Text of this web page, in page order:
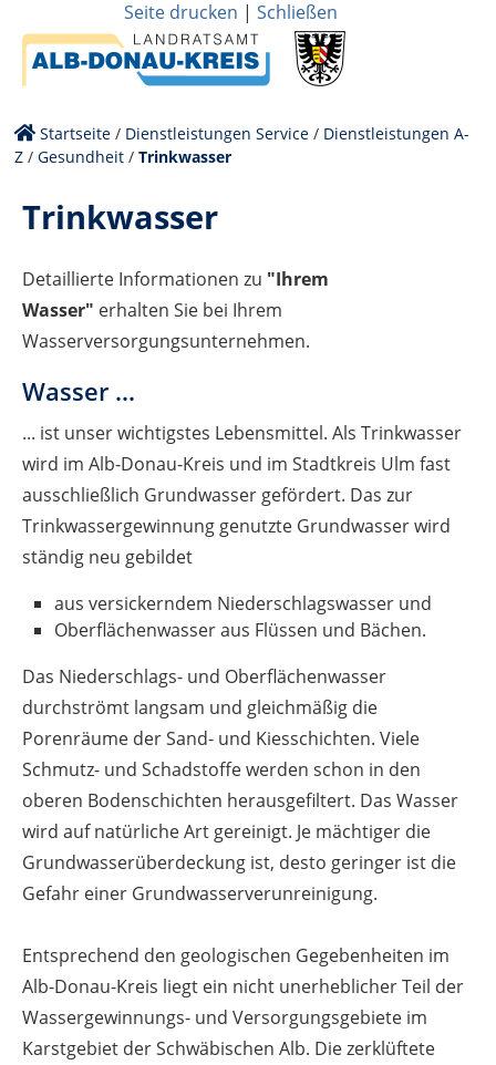
Seite drucken | Schließen
Startseite / Dienstleistungen Service / Dienstleistungen A-
Z /Gesundheit /Trinkwasser
Trinkwasser
Detaillierte Informationen zu "Ihrem
Wasser" erhalten Sie bei Ihrem
Wasserversorgungsunternehmen.
Wasser ...
... ist unser wichtigstes Lebensmittel. Als Trinkwasser
wird im Alb-Donau-Kreis und im Stadtkreis Ulm fast
ausschließlich Grundwasser gefördert. Das zur
Trinkwassergewinnung genutzte Grundwasser wird
ständig neu gebildet
aus versickerndem Niederschlagswasser und
Oberflächenwasser aus Flüssen und Bächen.
Das Niederschlags- und Oberflächenwasser
durchströmt langsam und gleichmäßig die
Porenräume der Sand- und Kiesschichten. Viele
Schmutz- und Schadstoffe werden schon in den
oberen Bodenschichten herausgefiltert. Das Wasser
wird auf natürliche Art gereinigt. Je mächtiger die
Grundwasserüberdeckung ist, desto geringer ist die
Gefahr einer Grundwasserverunreinigung.
Entsprechend den geologischen Gegebenheiten im
Alb-Donau-Kreis liegt ein nicht unerheblicher Teil der
Wassergewinnungs- und Versorgungsgebiete im
Karstgebiet der Schwäbischen Alb. Die zerklüftete